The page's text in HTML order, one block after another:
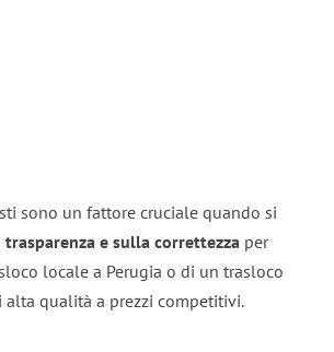
sono un fattore cruciale quando si
trasparenza e sulla correttezza per
locale a Perugia o di un trasloco
qualità a prezzi competitivi.